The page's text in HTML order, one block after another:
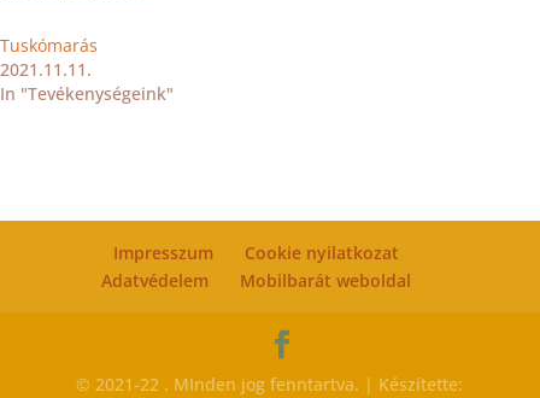
Tuskómarás
2021.11.11.
In "Tevékenységeink"
Impresszum
Cookie nyilatkozat
Adatvédelem
Mobilbarát weboldal
© 2021-22 . MInden jog fenntartva. | Készítette: